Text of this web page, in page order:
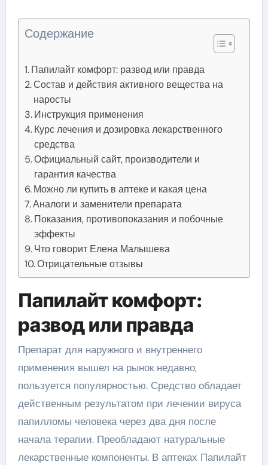
Содержание
Папилайт комфорт: развод или правда
Состав и действия активного вещества на
наросты
Инструкция применения
Курс лечения и дозировка лекарственного
средства
Официальный сайт, производители и
гарантия качества
Можно ли купить в аптеке и какая цена
Аналоги и заменители препарата
Показания, противопоказания и побочные
эффекты
Что говорит Елена Малышева
Отрицательные отзывы
Папилайт комфорт:
развод или правда
Препарат для наружного и внутреннего
применения вышел на рынок недавно,
пользуется популярностью. Средство обладает
действенным результатом при лечении вируса
папилломы человека через два дня после
начала терапии. Преобладают натуральные
лекарственные компоненты. В аптеках Папилайт